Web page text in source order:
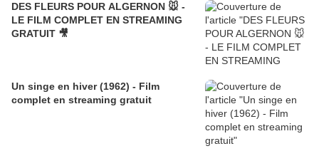
DES FLEURS POUR ALGERNON 🐭 -
LE FILM COMPLET EN STREAMING
GRATUIT 🎥
Un singe en hiver (1962) - Film
complet en streaming gratuit